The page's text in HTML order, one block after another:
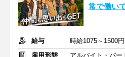
常で働い
給与
時給1075～1500
雇用形態
アルバイト・パー